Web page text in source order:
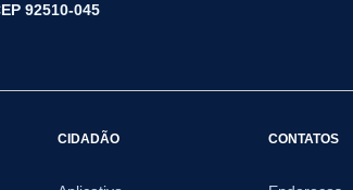
92510-045
CIDADÃO CONTATOS